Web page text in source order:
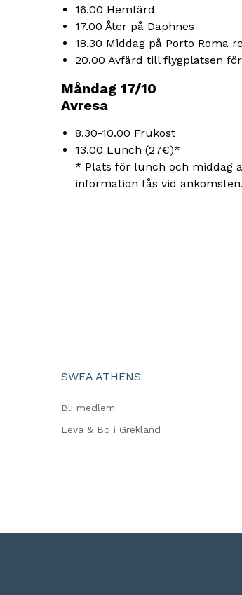
16.00 Hemfärd
17.00 Åter på Daphnes
18.30 Middag på Porto Roma
20.00 Avfärd till flygplatsen
Måndag 17/10
Avresa
8.30-10.00 Frukost
13.00 Lunch (27€)*
* Plats för lunch och middag
information fås vid ankomsten.
SWEA ATHENS
Bli medlem
Leva & Bo i Grekland